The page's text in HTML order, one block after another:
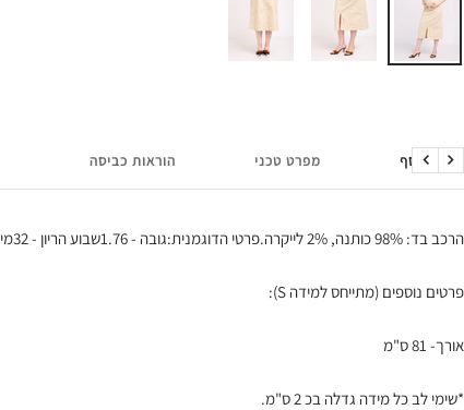
מידע נוסף מפרט טכני הוראות כביסה
הקודם
הבא
הרכב בד: 98% כותנה, 2% לייקרה.פרטי הדוגמנית:גובה - 1.76שבוע הריון - 32מידה - S
פרטים נוספים (מתייחס למידה S):
אורך- 81 ס"מ
*שימי לב כל מידה גדלה בכ 2 ס"מ.